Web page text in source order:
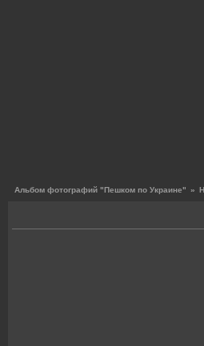
Альбом фотографий "Пешком по Украине" »